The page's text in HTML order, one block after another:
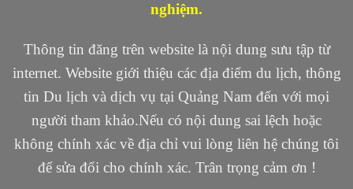
nghiệm.
Thông tin đăng trên website là nội dung sưu tập từ
internet. Website giới thiệu các địa điểm du lịch, thông
tin Du lịch và dịch vụ tại Quảng Nam đến với mọi
người tham khảo.Nếu có nội dung sai lệch hoặc
không chính xác về địa chỉ vui lòng liên hệ chúng tôi
để sửa đổi cho chính xác. Trân trọng cảm ơn !